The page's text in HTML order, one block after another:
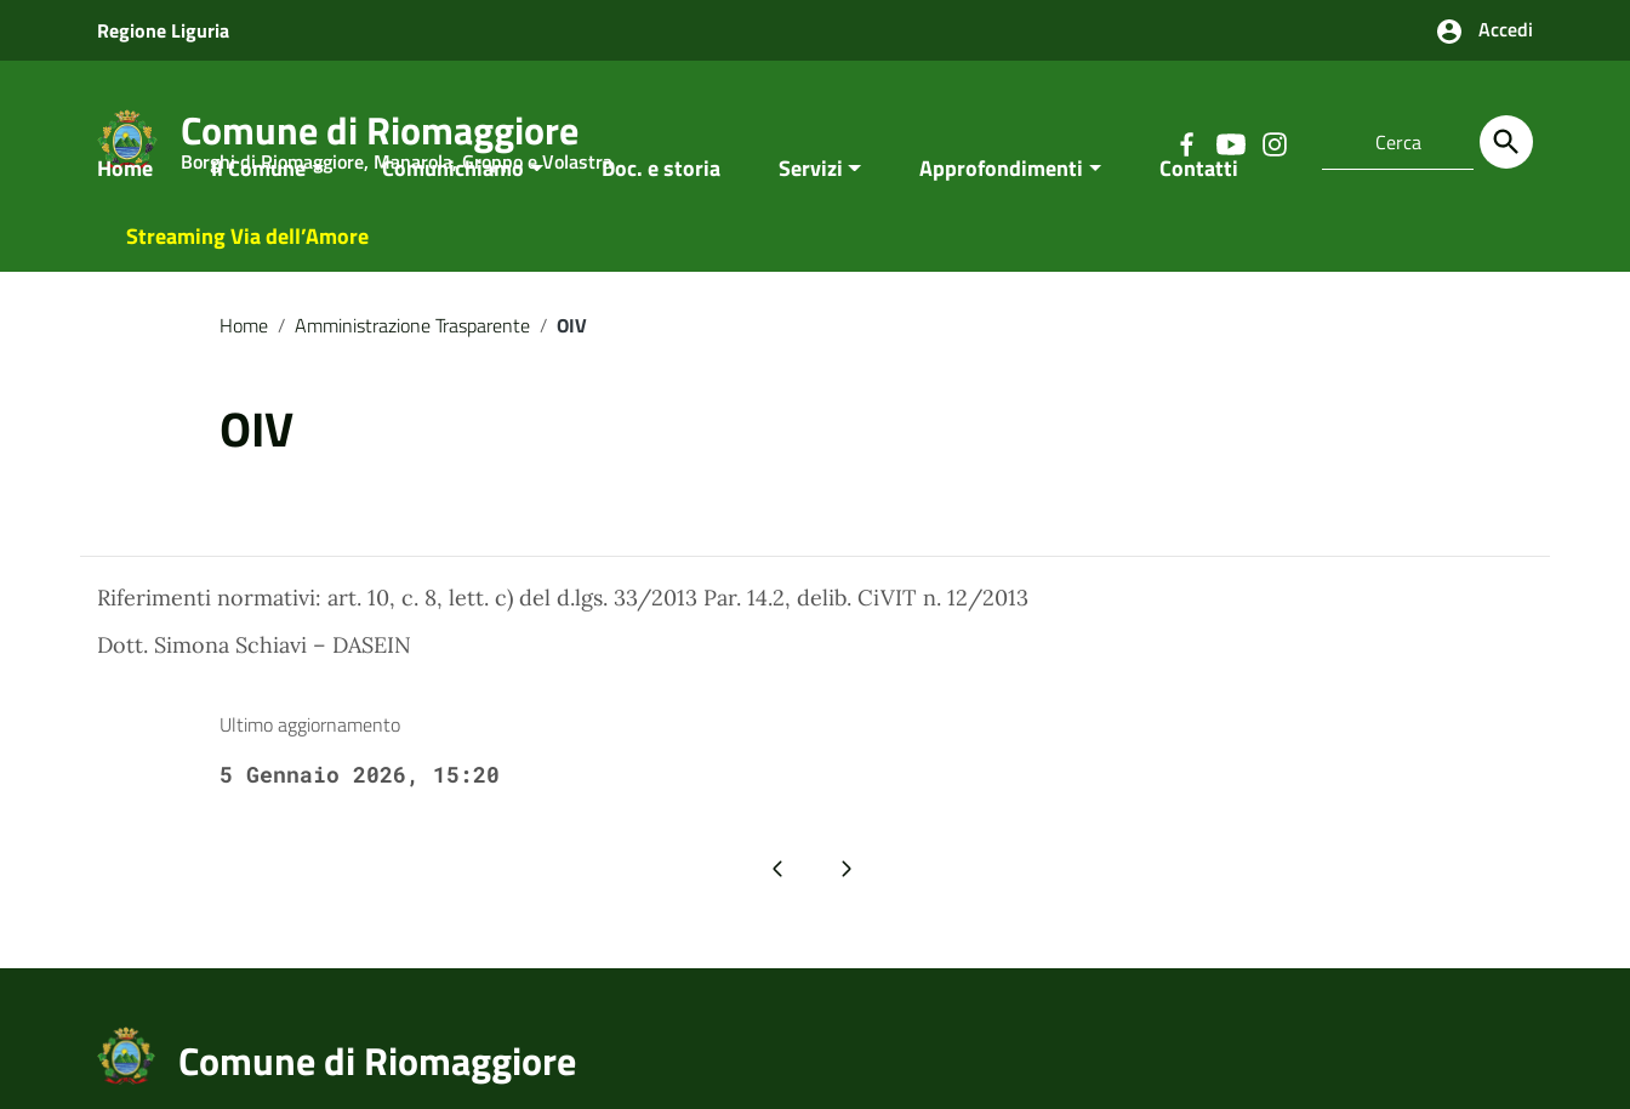
Vai ai contenuti
Vai al menu di navigazione
Regione Liguria Accedi
Comune di Riomaggiore
Borghi di Riomaggiore, Manarola, Groppo e Volastra
Home Il Comune Comunichiamo Doc. e storia Servizi Approfondimenti Contatti
Streaming Via dell’Amore
Home / Amministrazione Trasparente / OIV
OIV
Riferimenti normativi: art. 10, c. 8, lett. c) del d.lgs. 33/2013 Par. 14.2, delib. CiVIT n. 12/2013
Dott. Simona Schiavi – DASEIN
Ultimo aggiornamento
5 Gennaio 2026, 15:20
Pagina precedentePagina successiva
Comune di Riomaggiore